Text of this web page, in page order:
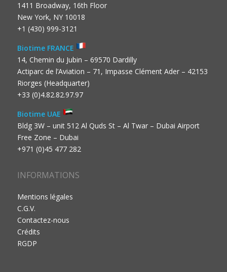
1411 Broadway, 16th Floor
New York, NY 10018
+1 (430) 999-3121
Biotime FRANCE
14, Chemin du Jubin – 69570 Dardilly
Actiparc de l’Aviation – 71, Impasse Clément Ader – 42153
Riorges (Headquarter)
+33 (0)4.82.82.97.97
Biotime UAE
Bldg 3W – unit 512 Al Quds St – Al Twar – Dubai Airport
Free Zone – Dubai
+971 (0)45 477 282
INFORMATIONS
Mentions légales
C.G.V.
Contactez-nous
Crédits
RGDP